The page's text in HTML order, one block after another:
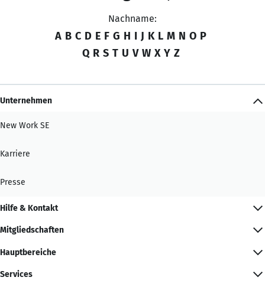
Nachname:
A B C D E F G H I J K L M N O P
Q R S T U V W X Y Z
Unternehmen
New Work SE
Karriere
Presse
Hilfe & Kontakt
Mitgliedschaften
Hauptbereiche
Services